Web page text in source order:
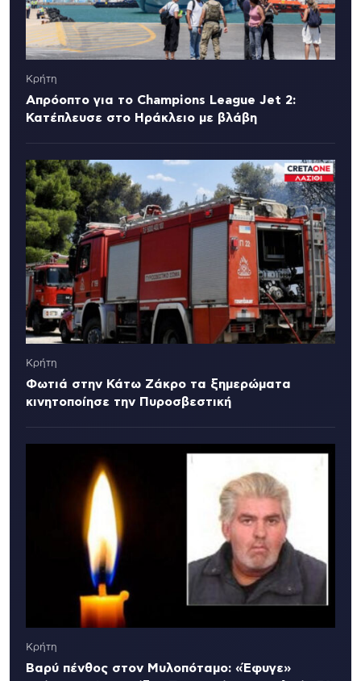
Κρήτη
Απρόοπτο για το Champions League Jet 2:
Κατέπλευσε στο Ηράκλειο με βλάβη
Κρήτη
Φωτιά στην Κάτω Ζάκρο τα ξημερώματα
κινητοποίησε την Πυροσβεστική
Κρήτη
Βαρύ πένθος στον Μυλοπόταμο: «Έφυγε»